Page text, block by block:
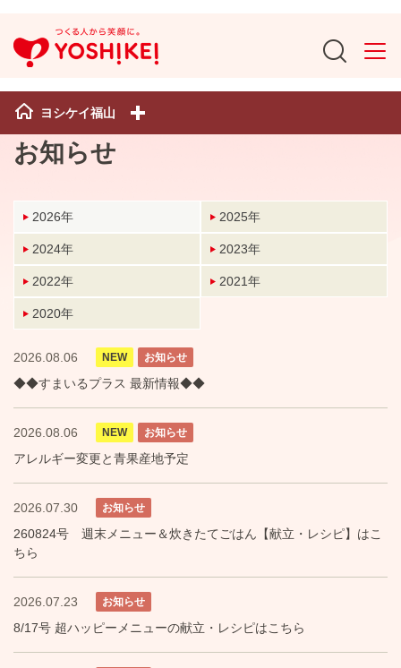
ヨシケイ福山
お知らせ
2026年 2025年
2024年 2023年
2022年 2021年
2020年
2026.08.06 NEW お知らせ
◆◆すまいるプラス 最新情報◆◆
2026.08.06 NEW お知らせ
アレルギー変更と青果産地予定
2026.07.30 お知らせ
260824号 週末メニュー＆炊きたてごはん【献立・レシピ】はこ
ちら
2026.07.23 お知らせ
8/17号 超ハッピーメニューの献立・レシピはこちら